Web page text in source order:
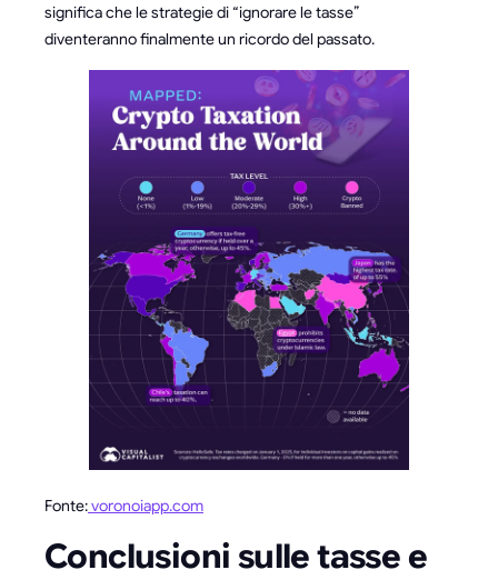
significa che le strategie di “ignorare le tasse”
diventeranno finalmente un ricordo del passato.
Fonte:voronoiapp.com
Conclusioni sulle tasse e